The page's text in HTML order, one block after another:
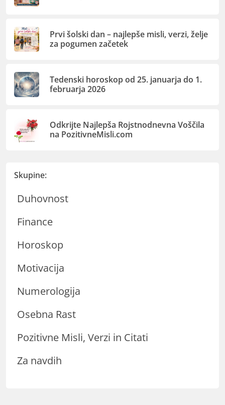
Prvi šolski dan – najlepše misli, verzi, želje
za pogumen začetek
Tedenski horoskop od 25. januarja do 1.
februarja 2026
Odkrijte Najlepša Rojstnodnevna Voščila
na PozitivneMisli.com
Skupine:
Duhovnost
Finance
Horoskop
Motivacija
Numerologija
Osebna Rast
Pozitivne Misli, Verzi in Citati
Za navdih